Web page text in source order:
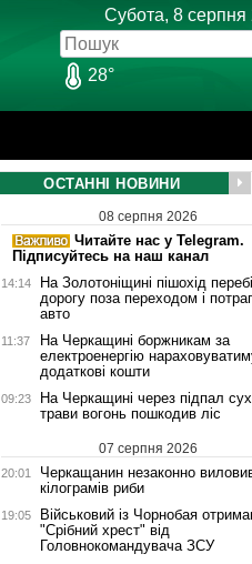
Субота, 8 серпня
28°
ОСТАННІ НОВИНИ
08 серпня 2026
Читайте нас у Telegram.
Підписуйтесь на наш канал
14:14
На Золотоніщині пішохід
дорогу поза переходом і
авто
11:37
На Черкащині боржникам за
електроенергію
додаткові кошти
09:23
На Черкащині через підпал
трави вогонь пошкодив ліс
07 серпня 2026
20:01
Черкащанин незаконно
кілограмів риби
19:05
Військовий із Чорнобая
"Срібний хрест" від
Головнокомандувача ЗСУ